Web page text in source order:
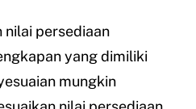
persediaan
yang dimiliki
mungkin